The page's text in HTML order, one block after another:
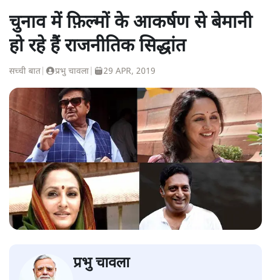
चुनाव में फ़िल्मों के आकर्षण से बेमानी
हो रहे हैं राजनीतिक सिद्धांत
सच्ची बात प्रभु चावला 29 APR, 2019
प्रभु चावला